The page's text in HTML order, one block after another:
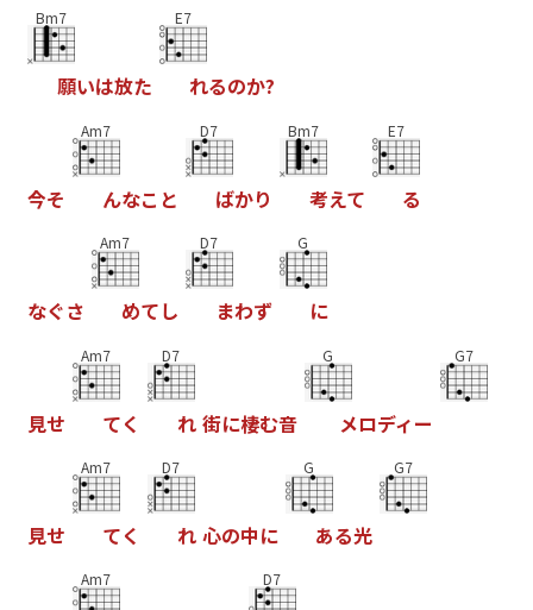
Bm7
願いは放た
E7
れるのか?
今そ
Am7
んなこ と
D7
ばかり
Bm7
考えて
E7
る
なぐさ
Am7
めてし
D7
まわず
G
に
見せ
Am7
てく
D7
れ 街に棲む音
G
メロディー
G7
見せ
Am7
てく
D7
れ 心の中に
G
ある光
G7
Am7 D7